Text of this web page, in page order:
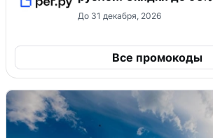
До 31 декабря, 2026
Все промокоды